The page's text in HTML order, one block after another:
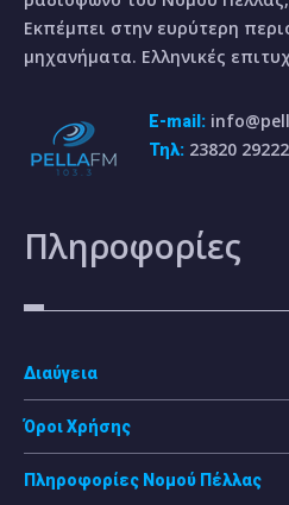
Εκπέμπει στην ευρύτερη
μηχανήματα. Ελληνικές
E-mail:
Τηλ: 23820
Πληροφορίες
Διαύγεια
Όροι Χρήσης
Πληροφορίες Νομού Πέλλας